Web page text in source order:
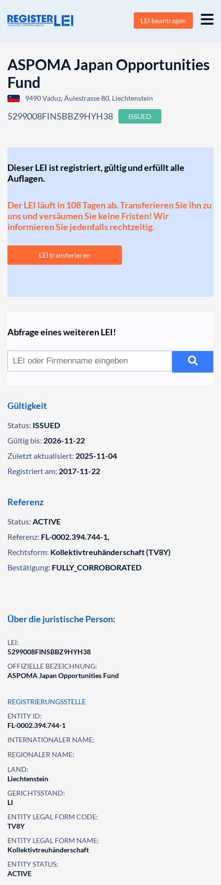
LEI beantragen
ASPOMA Japan Opportunities
Fund
9490 Vaduz, Äulestrasse 80, Liechtenstein
5299008FINSBBZ9HYH38 ISSUED
Dieser LEI ist registriert, gültig und erfüllt alle
Auflagen.
Der LEI läuft in 108 Tagen ab. Transferieren Sie ihn zu
uns und versäumen Sie keine Fristen! Wir
informieren Sie jedenfalls rechtzeitig.
LEI transferieren
Abfrage eines weiteren LEI!
Gültigkeit
Status: ISSUED
Gültig bis: 2026-11-22
Zuletzt aktualisiert: 2025-11-04
Registriert am: 2017-11-22
Referenz
Status: ACTIVE
Referenz: FL-0002.394.744-1,
Rechtsform: Kollektivtreuhänderschaft (TV8Y)
Bestätigung: FULLY_CORROBORATED
Über die juristische Person:
LEI:
5299008FINSBBZ9HYH38
OFFIZIELLE BEZEICHNUNG:
ASPOMA Japan Opportunities Fund
REGISTRIERUNGSSTELLE
ENTITY ID:
FL-0002.394.744-1
INTERNATIONALER NAME:
REGIONALER NAME:
LAND:
Liechtenstein
GERICHTSSTAND:
LI
ENTITY LEGAL FORM CODE:
TV8Y
ENTITY LEGAL FORM NAME:
Kollektivtreuhänderschaft
ENTITY STATUS:
ACTIVE